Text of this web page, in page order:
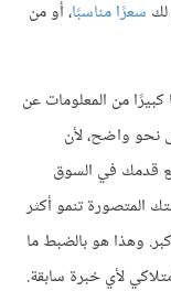
سعرًا مناسبًا، أو من
من المعلومات عن
نحو واضح، لأن
قدمك في السوق
المتصورة تنمو أكثر
وهذا هو بالضبط ما
لأي خبرة سابقة.